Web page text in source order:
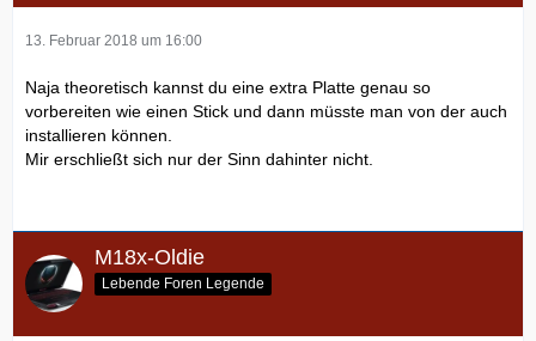
13. Februar 2018 um 16:00
Naja theoretisch kannst du eine extra Platte genau so
vorbereiten wie einen Stick und dann müsste man von der auch
installieren können.
Mir erschließt sich nur der Sinn dahinter nicht.
M18x-Oldie
Lebende Foren Legende